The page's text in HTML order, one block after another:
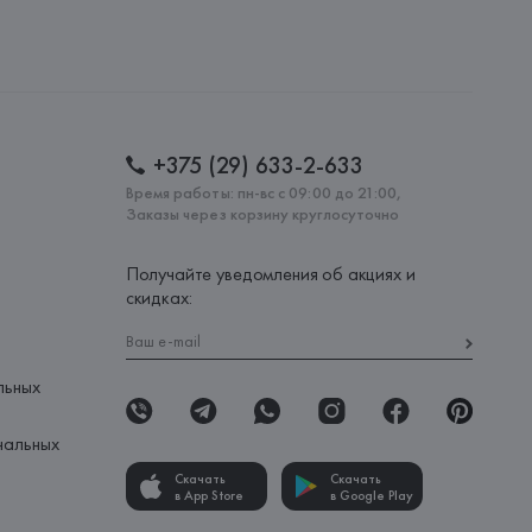
+375 (29) 633-2-633
Время работы: пн-вс с 09:00 до 21:00,
Заказы через корзину круглосуточно
Получайте уведомления об акциях и
скидках:
Скачать
в App Store
Скачать
в Google Play